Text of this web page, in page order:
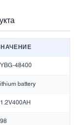
48400
battery